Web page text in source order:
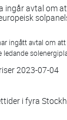
ingår avtal om
ingått avtal om
ledande
2023-07-04
i fyra